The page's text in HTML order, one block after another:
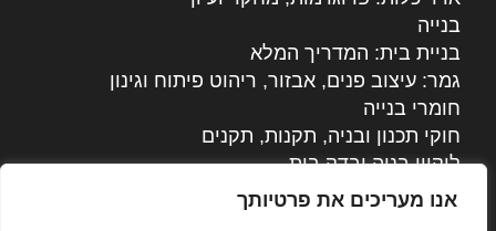
אנו מעריכים את פרטיותך
בנייה
בניית בית: המדריך המלא
גמר: עיצוב פנים, אבזור, ריהוט פיתוח וגינון
חומרי בנייה
חוקי תכנון ובניה, תקנות, תקנים
ליקויי בניה ובדק בית
נדל"ן: זכויות, אגרות ועסקאות